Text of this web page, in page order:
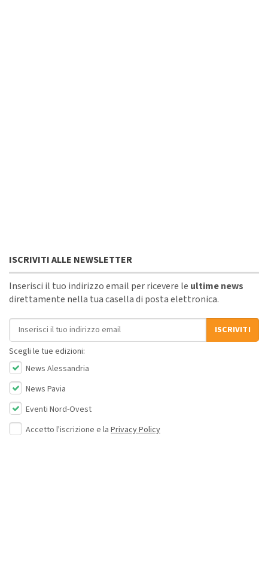
ISCRIVITI ALLE NEWSLETTER
Inserisci il tuo indirizzo email per ricevere le ultime news
direttamente nella tua casella di posta elettronica.
Indirizzo email
ISCRIVITI
Scegli le tue edizioni:
News Alessandria
News Pavia
Eventi Nord-Ovest
Accetto l'iscrizione e la Privacy Policy